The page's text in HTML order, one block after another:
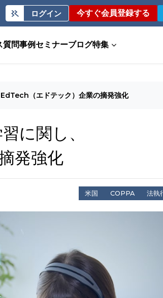
ログイン 今すぐ会員登録する
質問事例 セミナーブログ特集
（エドテック）企業の摘発強化
に関し、
発強化
米国 COPPA 法執